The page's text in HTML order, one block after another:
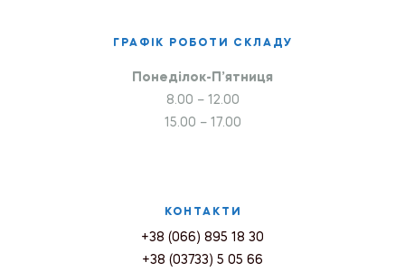
ГРАФІК РОБОТИ СКЛАДУ
Понеділок-П’ятниця
8.00 – 12.00
15.00 – 17.00
КОНТАКТИ
+38 (066) 895 18 30
+38 (03733) 5 05 66